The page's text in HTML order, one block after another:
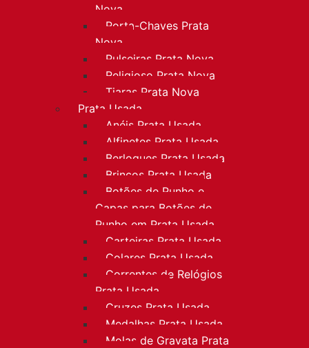
Nova
Porta-Chaves Prata
Nova
Pulseiras Prata Nova
Religioso Prata Nova
Tiaras Prata Nova
Prata Usada
Anéis Prata Usada
Alfinetes Prata Usada
Berloques Prata Usada
Brincos Prata Usada
Botões de Punho e
Capas para Botões de
Punho em Prata Usada
Carteiras Prata Usada
Colares Prata Usada
Correntes de Relógios
Prata Usada
Cruzes Prata Usada
Medalhas Prata Usada
Molas de Gravata Prata